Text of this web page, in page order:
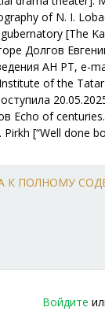
К ПОЛНОМУ
Войдите